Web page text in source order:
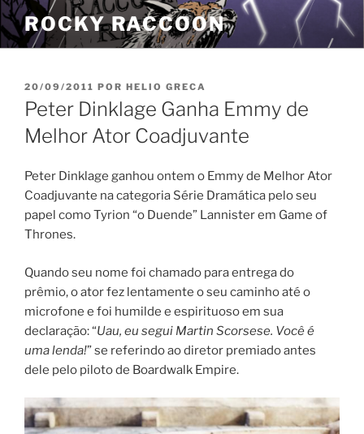
Pular
para
o
ROCKY RACCOON
PUBLICADO
EM
20/09/2011 POR HELIO GRECA
Peter Dinklage Ganha Emmy de
Melhor Ator Coadjuvante
Peter Dinklage ganhou ontem o Emmy de Melhor Ator
Coadjuvante na categoria Série Dramática pelo seu
papel como Tyrion “o Duende” Lannister em Game of
Thrones.
Quando seu nome foi chamado para entrega do
prêmio, o ator fez lentamente o seu caminho até o
microfone e foi humilde e espirituoso em sua
declaração: “Uau, eu segui Martin Scorsese. Você é
uma lenda!” se referindo ao diretor premiado antes
dele pelo piloto de Boardwalk Empire.